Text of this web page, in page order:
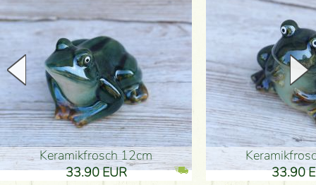
Keramikfrosch 12cm
33.90 EUR
33.90